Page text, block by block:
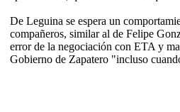
De Leguina se espera un
compañeros, similar al de Felipe
error de la negociación con ETA y
Gobierno de Zapatero "incluso